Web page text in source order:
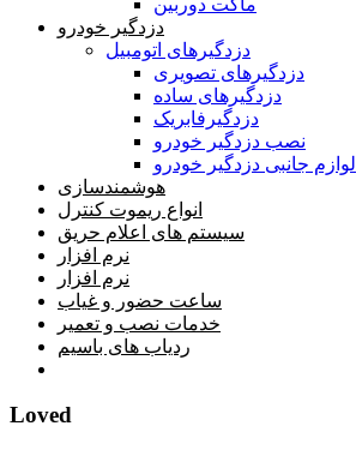
دزدگیر خودرو
دزدگیرهای اتومبیل
دزدگیرهای تصویری
دزدگیرهای ساده
دزدگیرفابریک
نصب دزدگیر خودرو
لوازم جانبی دزدگیر خودرو
هوشمندسازی
انواع ریموت کنترل
سیستم های اعلام حریق
نرم افزار
نرم افزار
ساعت حضور و غیاب
خدمات نصب و تعمیر
ردیاب های باسیم
Loved